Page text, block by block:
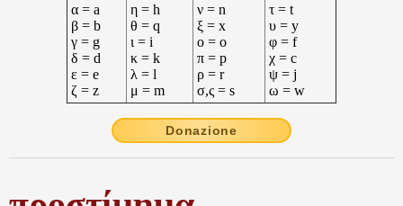
α = a
β = b
γ = g
δ = d
ε = e
ζ = z
η = h
θ = q
ι = i
κ = k
λ = l
μ = m
ν = n
ξ = x
ο = o
π = p
ρ = r
σ,ς = s
τ = t
υ = y
φ = f
χ = c
ψ = j
ω = w
Donazione